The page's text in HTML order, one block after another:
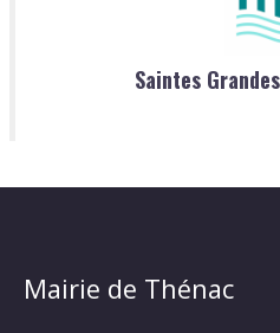
Saintes
Mairie de Thénac